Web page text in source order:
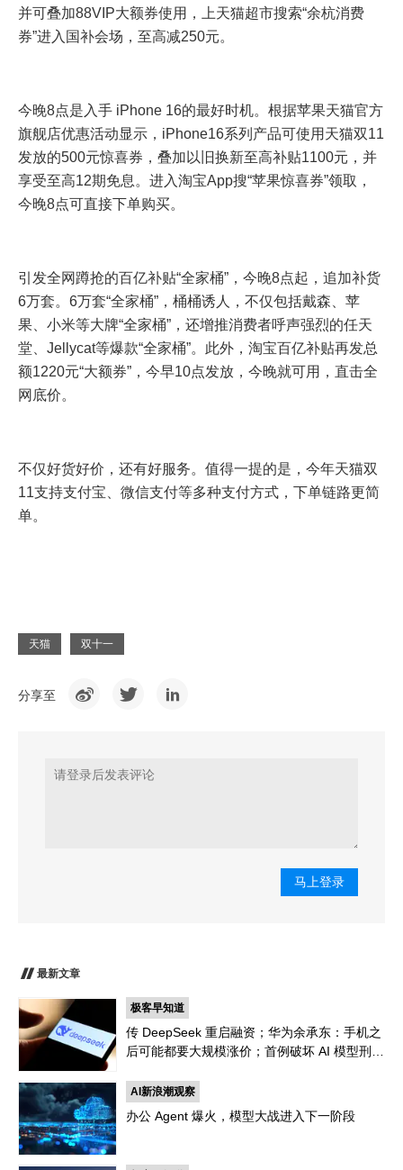
并可叠加88VIP大额券使用，上天猫超市搜索“余杭消费
券”进入国补会场，至高减250元。
今晚8点是入手 iPhone 16的最好时机。根据苹果天猫官方
旗舰店优惠活动显示，iPhone16系列产品可使用天猫双11
发放的500元惊喜券，叠加以旧换新至高补贴1100元，并
享受至高12期免息。进入淘宝App搜“苹果惊喜券”领取，
今晚8点可直接下单购买。
引发全网蹲抢的百亿补贴“全家桶”，今晚8点起，追加补货
6万套。6万套“全家桶”，桶桶诱人，不仅包括戴森、苹
果、小米等大牌“全家桶”，还增推消费者呼声强烈的任天
堂、Jellycat等爆款“全家桶”。此外，淘宝百亿补贴再发总
额1220元“大额券”，今早10点发放，今晚就可用，直击全
网底价。
不仅好货好价，还有好服务。值得一提的是，今年天猫双
11支持支付宝、微信支付等多种支付方式，下单链路更简
单。
天猫 双十一
分享至
马上登录
最新文章
极客早知道
传 DeepSeek 重启融资；华为余承东：手机之
后可能都要大规模涨价；首例破坏 AI 模型刑案
AI新浪潮观察
办公 Agent 爆火，模型大战进入下一阶段